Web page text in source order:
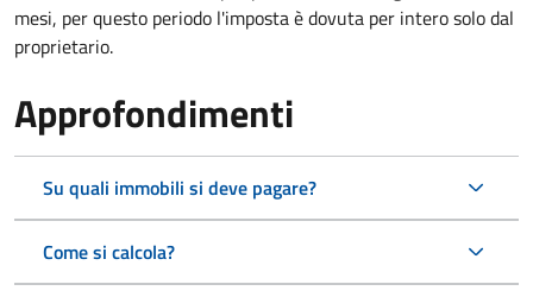
mesi, per questo periodo l'imposta è dovuta per intero solo dal
proprietario.
Approfondimenti
Su quali immobili si deve pagare?
Come si calcola?